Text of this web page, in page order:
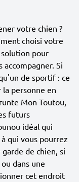
votre chien ?
choisi votre
pour
Si
de sportif : ce
personne en
Mon Toutou,
futurs
idéal qui
qui vous pourrez
de chien, si
dans une
cet endroit